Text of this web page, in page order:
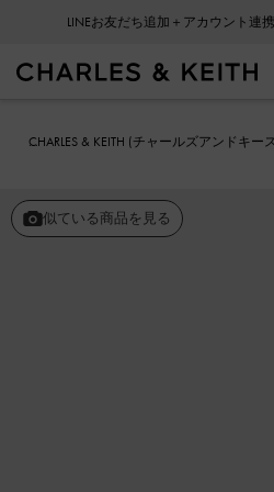
会員登録＋ニュースレター登録で
CHARLES & KEITH (チャールズアンドキー
似ている商品を見る